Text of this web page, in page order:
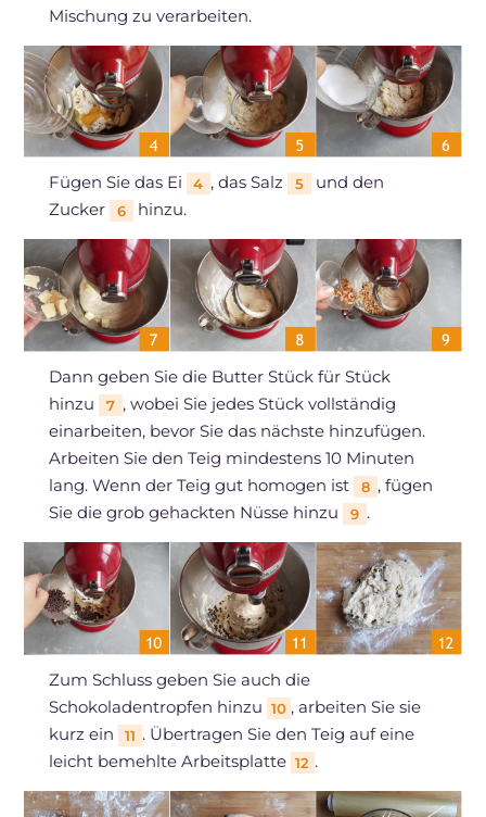
Mischung zu verarbeiten.
Fügen Sie das Ei 4 , das Salz 5
und den
Zucker
6 hinzu.
Dann geben Sie die Butter Stück für Stück
hinzu
7 , wobei Sie jedes Stück vollständig
einarbeiten, bevor Sie das nächste hinzufügen.
Arbeiten Sie den Teig mindestens 10 Minuten
lang. Wenn der Teig gut homogen ist
8 , fügen
Sie die grob gehackten Nüsse hinzu
9 .
Zum Schluss geben Sie auch die
Schokoladentropfen hinzu 10 , arbeiten Sie sie
kurz ein
11 . Übertragen Sie den Teig auf eine
leicht bemehlte Arbeitsplatte 12 .